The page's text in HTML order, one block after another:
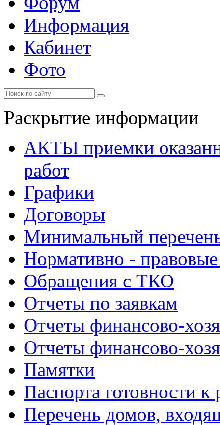
Информация
Кабинет
Фото
Раскрытие информации
АКТЫ приемки
работ
Графики
Договоры
Минимальный
Нормативно -
Обращения с ТКО
Отчеты по заявкам
Отчеты финансово-
Отчеты финансово-
Памятки
Паспорта готовности
Перечень домов,